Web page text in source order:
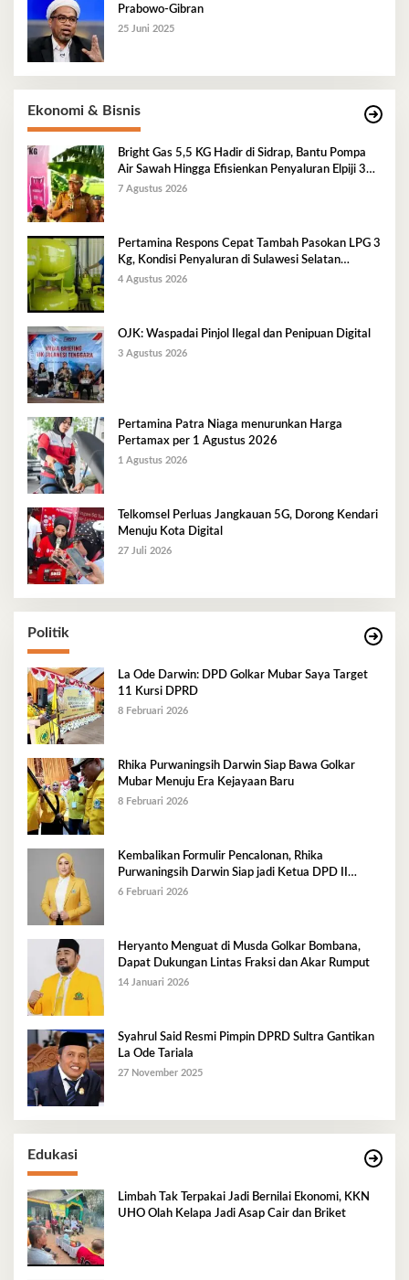
Prabowo-Gibran
25 Juni 2025
Ekonomi & Bisnis
Bright Gas 5,5 KG Hadir di Sidrap, Bantu Pompa
Air Sawah Hingga Efisienkan Penyaluran Elpiji 3
Kg
7 Agustus 2026
Pertamina Respons Cepat Tambah Pasokan LPG 3
Kg, Kondisi Penyaluran di Sulawesi Selatan
Berlangsung Kondusif
4 Agustus 2026
OJK: Waspadai Pinjol Ilegal dan Penipuan Digital
3 Agustus 2026
Pertamina Patra Niaga menurunkan Harga
Pertamax per 1 Agustus 2026
1 Agustus 2026
Telkomsel Perluas Jangkauan 5G, Dorong Kendari
Menuju Kota Digital
27 Juli 2026
Politik
La Ode Darwin: DPD Golkar Mubar Saya Target
11 Kursi DPRD
8 Februari 2026
Rhika Purwaningsih Darwin Siap Bawa Golkar
Mubar Menuju Era Kejayaan Baru
8 Februari 2026
Kembalikan Formulir Pencalonan, Rhika
Purwaningsih Darwin Siap jadi Ketua DPD II
Golkar Mubar
6 Februari 2026
Heryanto Menguat di Musda Golkar Bombana,
Dapat Dukungan Lintas Fraksi dan Akar Rumput
14 Januari 2026
Syahrul Said Resmi Pimpin DPRD Sultra Gantikan
La Ode Tariala
27 November 2025
Edukasi
Limbah Tak Terpakai Jadi Bernilai Ekonomi, KKN
UHO Olah Kelapa Jadi Asap Cair dan Briket